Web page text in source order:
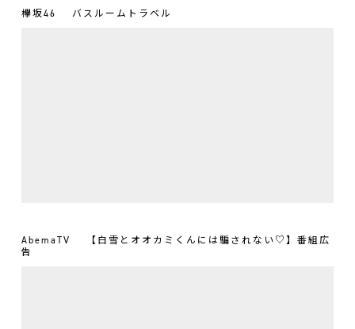
欅坂46 バスルームトラベル
AbemaTV
【白雪とオオカミくんには騙されない♡】番組広
告